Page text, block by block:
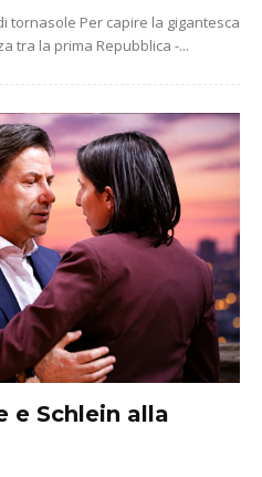
tornasole Per capire la gigantesca
tra la prima Repubblica -...
e Schlein alla